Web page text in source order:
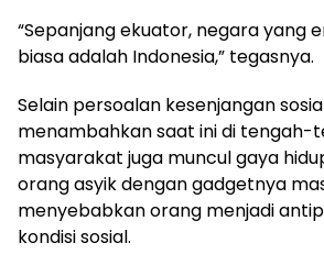
“Sepanjang ekuator, negara yang
biasa adalah Indonesia,” tegasnya.
Selain persoalan kesenjangan
menambahkan saat ini di tengah-
masyarakat juga muncul gaya
orang asyik dengan gadgetnya
menyebabkan orang menjadi
kondisi sosial.